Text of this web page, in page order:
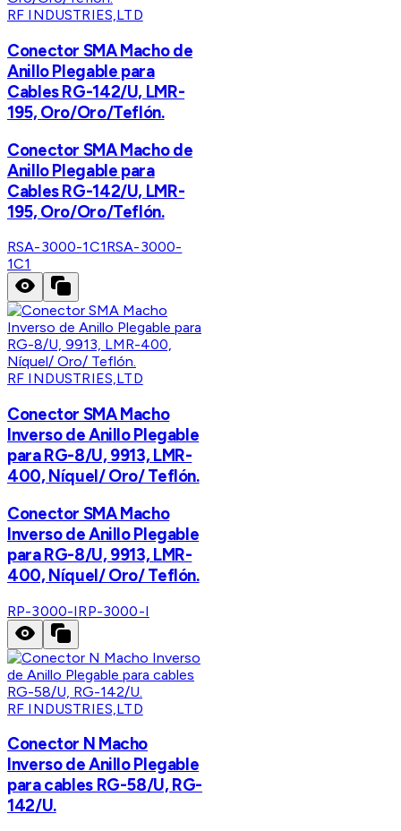
RF INDUSTRIES,LTD
Conector SMA Macho de
Anillo Plegable para
Cables RG-142/U, LMR-
195, Oro/Oro/Teflón.
Conector SMA Macho de
Anillo Plegable para
Cables RG-142/U, LMR-
195, Oro/Oro/Teflón.
RSA-3000-1C1RSA-3000-
1C1
RF INDUSTRIES,LTD
Conector SMA Macho
Inverso de Anillo Plegable
para RG-8/U, 9913, LMR-
400, Níquel/ Oro/ Teflón.
Conector SMA Macho
Inverso de Anillo Plegable
para RG-8/U, 9913, LMR-
400, Níquel/ Oro/ Teflón.
RP-3000-IRP-3000-I
RF INDUSTRIES,LTD
Conector N Macho
Inverso de Anillo Plegable
para cables RG-58/U, RG-
142/U.